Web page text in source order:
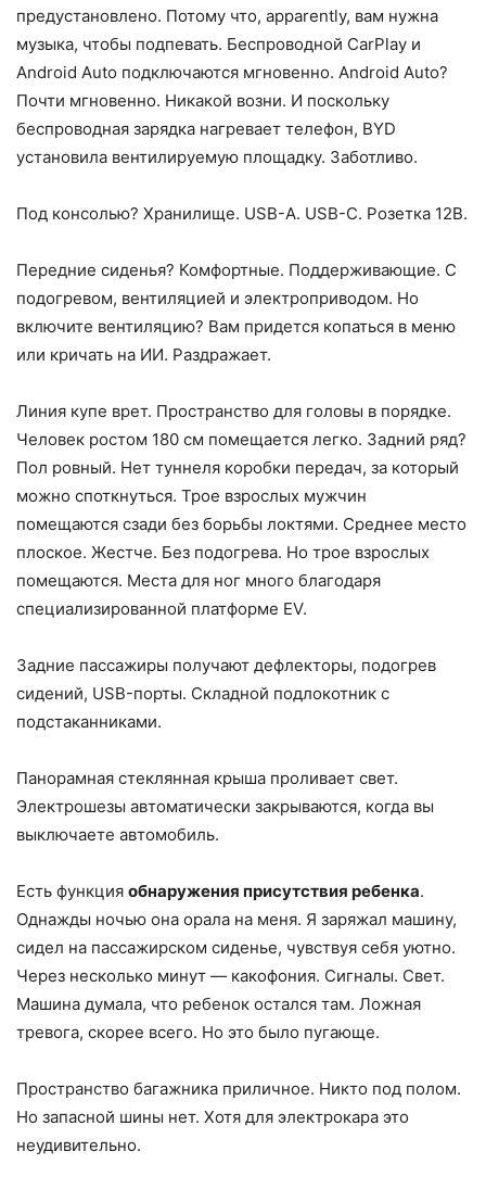
предустановлено. Потому что, apparently, вам нужна
музыка, чтобы подпевать. Беспроводной CarPlay и
Android Auto подключаются мгновенно. Android Auto?
Почти мгновенно. Никакой возни. И поскольку
беспроводная зарядка нагревает телефон, BYD
установила вентилируемую площадку. Заботливо.
Под консолью? Хранилище. USB-A. USB-C. Розетка 12В.
Передние сиденья? Комфортные. Поддерживающие. С
подогревом, вентиляцией и электроприводом. Но
включите вентиляцию? Вам придется копаться в меню
или кричать на ИИ. Раздражает.
Линия купе врет. Пространство для головы в порядке.
Человек ростом 180 см помещается легко. Задний ряд?
Пол ровный. Нет туннеля коробки передач, за который
можно споткнуться. Трое взрослых мужчин
помещаются сзади без борьбы локтями. Среднее место
плоское. Жестче. Без подогрева. Но трое взрослых
помещаются. Места для ног много благодаря
специализированной платформе EV.
Задние пассажиры получают дефлекторы, подогрев
сидений, USB-порты. Складной подлокотник с
подстаканниками.
Панорамная стеклянная крыша проливает свет.
Электрошезы автоматически закрываются, когда вы
выключаете автомобиль.
Есть функция обнаружения присутствия ребенка.
Однажды ночью она орала на меня. Я заряжал машину,
сидел на пассажирском сиденье, чувствуя себя уютно.
Через несколько минут — какофония. Сигналы. Свет.
Машина думала, что ребенок остался там. Ложная
тревога, скорее всего. Но это было пугающе.
Пространство багажника приличное. Никто под полом.
Но запасной шины нет. Хотя для электрокара это
неудивительно.